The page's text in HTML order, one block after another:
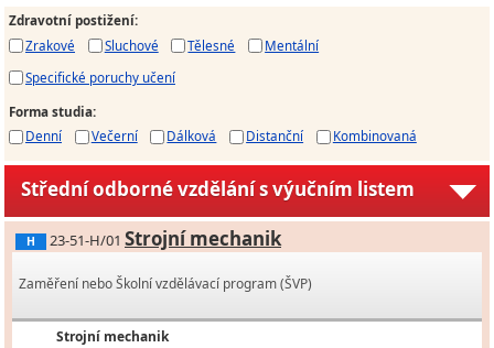
Zdravotní postižení:
Zrakové
Sluchové Tělesné
Mentální
Specifické poruchy učení
Forma studia:
Denní
Večerní Dálková Distanční Kombinovaná
Střední odborné vzdělání s výučním listem
H 23-51-H/01 Strojní mechanik
Zaměření nebo Školní vzdělávací program (ŠVP)
Strojní mechanik